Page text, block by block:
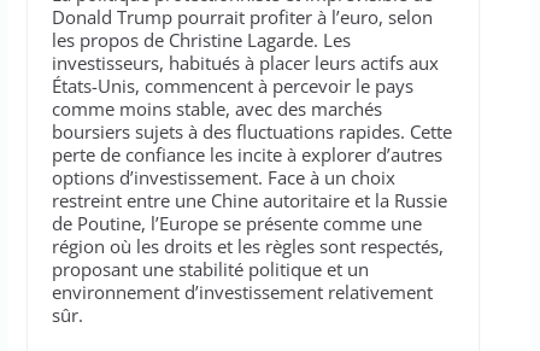
Donald Trump pourrait profiter à l’euro, selon
les propos de Christine Lagarde. Les
investisseurs, habitués à placer leurs actifs aux
États-Unis, commencent à percevoir le pays
comme moins stable, avec des marchés
boursiers sujets à des fluctuations rapides. Cette
perte de confiance les incite à explorer d’autres
options d’investissement. Face à un choix
restreint entre une Chine autoritaire et la Russie
de Poutine, l’Europe se présente comme une
région où les droits et les règles sont respectés,
proposant une stabilité politique et un
environnement d’investissement relativement
sûr.